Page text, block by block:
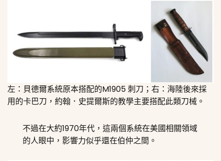
左：貝德爾系統原本搭配的M1905 刺刀；右：海陸後來採
用的卡巴刀，約翰．史提爾斯的教學主要搭配此類刀械。
不過在大約1970年代，這兩個系統在美國相關領域
的人眼中，影響力似乎還在伯仲之間。